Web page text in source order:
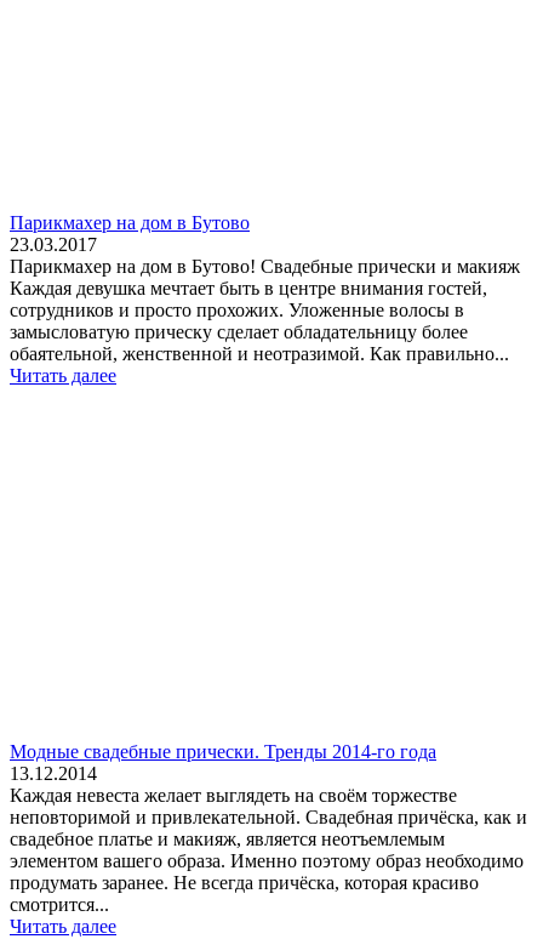
Парикмахер на дом в Бутово
23.03.2017
Парикмахер на дом в Бутово! Свадебные прически и макияж
Каждая девушка мечтает быть в центре внимания гостей,
сотрудников и просто прохожих. Уложенные волосы в
замысловатую прическу сделает обладательницу более
обаятельной, женственной и неотразимой. Как правильно...
Читать далее
Модные свадебные прически. Тренды 2014-го года
13.12.2014
Каждая невеста желает выглядеть на своём торжестве
неповторимой и привлекательной. Свадебная причёска, как и
свадебное платье и макияж, является неотъемлемым
элементом вашего образа. Именно поэтому образ необходимо
продумать заранее. Не всегда причёска, которая красиво
смотрится...
Читать далее